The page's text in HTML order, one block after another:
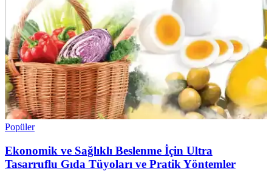
Popüler
Ekonomik ve Sağlıklı Beslenme İçin Ultra
Tasarruflu Gıda Tüyoları ve Pratik Yöntemler